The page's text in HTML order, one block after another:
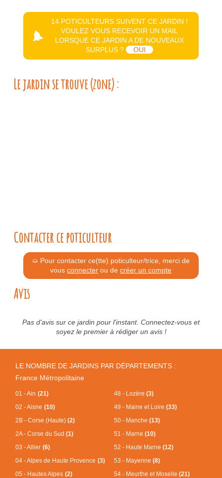
14 POTICULTEURS SUIVENT CE JARDIN !
VOULEZ VOUS RECEVOIR UN MAIL
LORSQUE CE JARDIN A DE NOUVEAUX
SURPLUS ?
OUI
Le jardin se trouve (zone) :
Contacter ce poticulteur
➯ Pour contacter ce(tte) poticulteur/trice, merci de
vousconnecter ou decréer un compte
Avis
Pas d'avis sur ce jardin pour l'instant. Connectez-vous et
soyez le premier à rédiger un avis !
LE NOMBRE DE JARDINS PAR DÉPARTEMENTS :
France Métropolitaine
01 - Ain(21)
02 - Aisne(10)
2B - Corse (Haute)(2)
2A - Corse du Sud(1)
03 - Allier(6)
04 - Alpes de Haute Provence(3)
05 - Hautes Alpes(2)
48 - Lozère (3)
49 - Maine et Loire (33)
50 - Manche (13)
51 - Marne (10)
52 - Haute Marne (12)
53 - Mayenne (8)
54 - Meurthe et Moselle (21)